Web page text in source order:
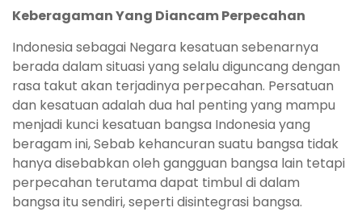
Keberagaman Yang Diancam Perpecahan
Indonesia sebagai Negara kesatuan sebenarnya
berada dalam situasi yang selalu diguncang dengan
rasa takut akan terjadinya perpecahan. Persatuan
dan kesatuan adalah dua hal penting yang mampu
menjadi kunci kesatuan bangsa Indonesia yang
beragam ini, Sebab kehancuran suatu bangsa tidak
hanya disebabkan oleh gangguan bangsa lain tetapi
perpecahan terutama dapat timbul di dalam
bangsa itu sendiri, seperti disintegrasi bangsa.